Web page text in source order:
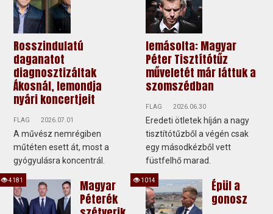
Rosszindulatú
daganatot
diagnosztizáltak
Ákosnál, lemondja
nyári koncertjeit
FLAG 2026.07.01
A művész nemrégiben
műtéten esett át, most a
gyógyulásra koncentrál.
lemásolta: Magyar
Péter Tisztítótűz
műveletét már láttuk a
szomszédban
FLAG 2026.06.30
Eredeti ötletek híján a nagy
tisztítótűzből a végén csak
egy másodkézből vett
füstfelhő marad.
Magyar
Péterék
4181
Épül a
gonosz
1014